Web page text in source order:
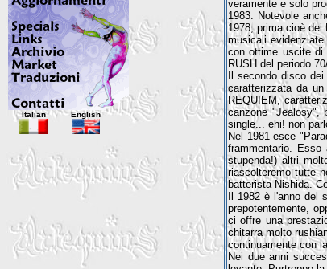
veramente e solo
1983. Notevole
1978, prima cioè
musicali
con ottime uscite di
RUSH del periodo
Il secondo disco
caratterizzata da
REQUIEM,
canzone "Jealosy",
single... ehi! non
Nel 1981 esce
frammentario.
stupenda!) altri
riascolteremo tutte
batterista Nishida.
Il 1982 è l'anno
prepotentemente,
ci offre una
chitarra molto
continuamente con
Nei due anni
Italian English